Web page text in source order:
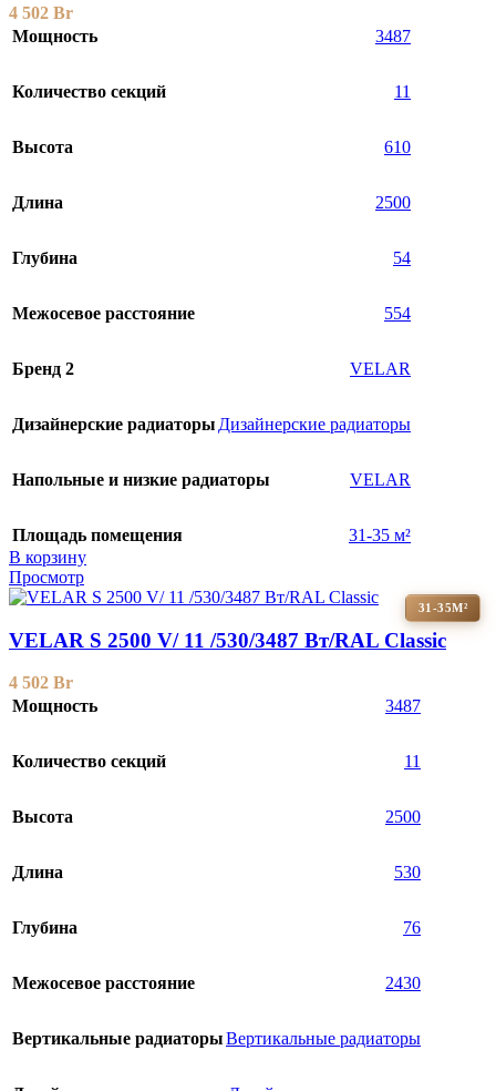
4 502 Br
Мощность
3487
Количество секций 11
Высота 610
Длина 2500
Глубина 54
Межосевое расстояние 554
Бренд 2 VELAR
Дизайнерские радиаторы Дизайнерские радиаторы
Напольные и низкие радиаторы VELAR
Площадь помещения
31-35 м²
В корзину
Просмотр
31-35М²
VELAR S 2500 V/ 11 /530/3487 Вт/RAL Classic
4 502 Br
Мощность
3487
Количество секций 11
Высота 2500
Длина 530
Глубина 76
Межосевое расстояние 2430
Вертикальные радиаторыВертикальные радиаторы